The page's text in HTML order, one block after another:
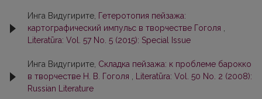
Инга Видугирите, Гетеротопия пейзажа:
картографический импульс в творчестве Гоголя
Literatūra: Vol. 57 No. 5 (2015): Special Issue
Инга Видугирите, Складка пейзажа: к проблеме барокко
в творчестве Н. В. Гоголя
Literatūra: Vol. 50 No. 2 (2008):
Russian Literature